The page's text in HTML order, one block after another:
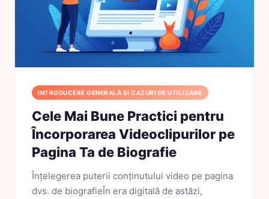
INTRODUCERE GENERALĂ ȘI CAZURI DE UTILIZARE
Cele Mai Bune Practici pentru
Încorporarea Videoclipurilor pe
Pagina Ta de Biografie
Înțelegerea puterii conținutului video pe pagina
dvs. de biografieÎn era digitală de astăzi,